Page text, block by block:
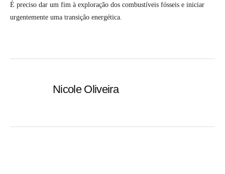
É preciso dar um fim à exploração dos combustíveis fósseis e iniciar
urgentemente uma transição energética.
Nicole Oliveira